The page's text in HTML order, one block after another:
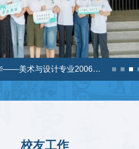
秩年返校丨廿载艺路守初心，久别重聚忆韶华——美术与设计专业2006届校友毕业二十周年重返母校
校友工作